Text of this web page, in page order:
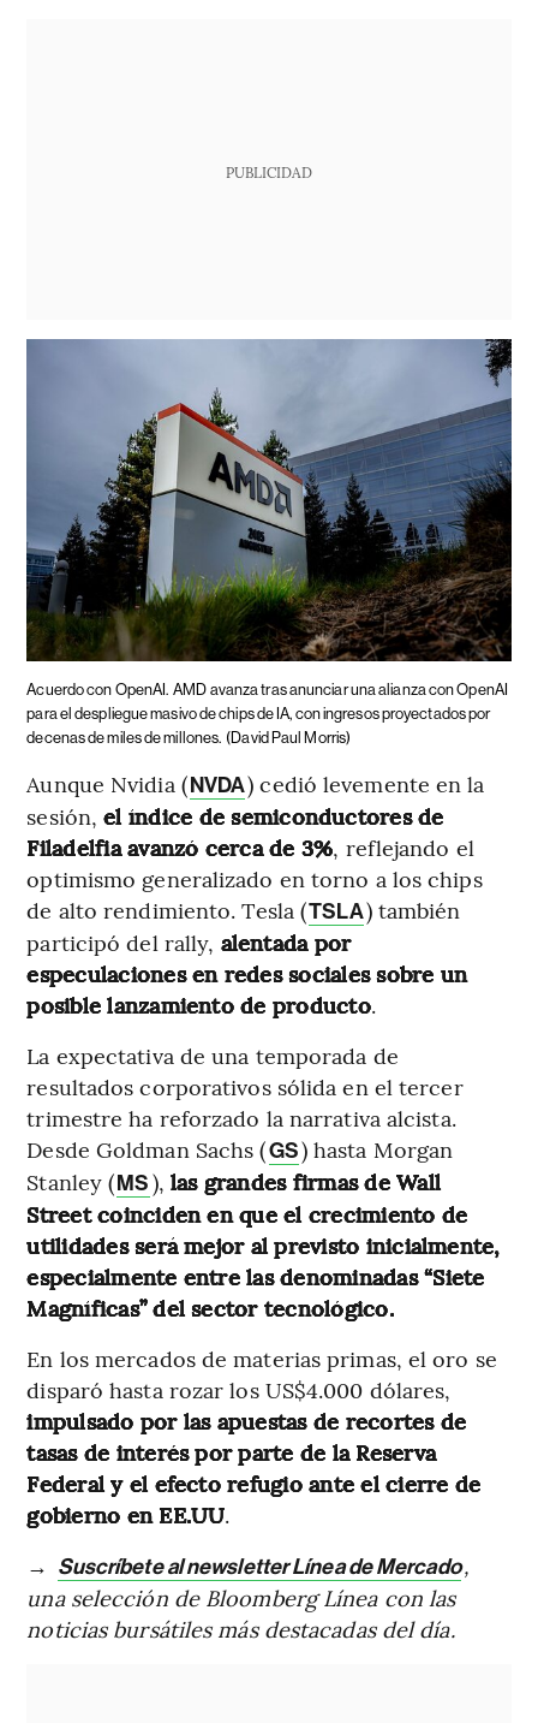
PUBLICIDAD
Acuerdo con OpenAI. AMD avanza tras anunciar una alianza con OpenAI
para el despliegue masivo de chips de IA, con ingresos proyectados por
decenas de miles de millones. (David Paul Morris)
Aunque Nvidia (NVDA) cedió levemente en la
sesión,el índice de semiconductores de
Filadelfia avanzó cerca de 3%, reflejando el
optimismo generalizado en torno a los chips
de alto rendimiento. Tesla (TSLA) también
participó del rally, alentada por
especulaciones en redes sociales sobre un
posible lanzamiento de producto.
La expectativa de una temporada de
resultados corporativos sólida en el tercer
trimestre ha reforzado la narrativa alcista.
Desde Goldman Sachs (GS) hasta Morgan
Stanley (MS), las grandes firmas de Wall
Street coinciden en que el crecimiento de
utilidades será mejor al previsto inicialmente,
especialmente entre las denominadas “Siete
Magníficas” del sector tecnológico.
En los mercados de materias primas, el oro se
disparó hasta rozar los US$4.000 dólares,
impulsado por las apuestas de recortes de
tasas de interés por parte de la Reserva
Federal y el efecto refugio ante el cierre de
gobierno en EE.UU.
→ Suscríbete al newsletter Línea de Mercado,
una selección de Bloomberg Línea con las
noticias bursátiles más destacadas del día.